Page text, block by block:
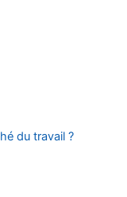
du travail ?